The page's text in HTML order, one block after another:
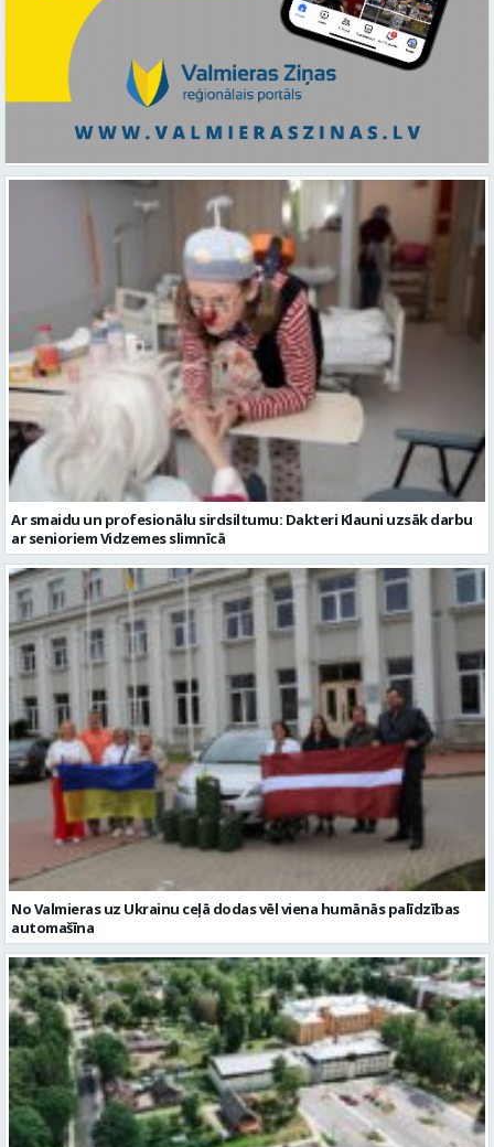
Ar smaidu un profesionālu sirdsiltumu: Dakteri Klauni uzsāk darbu
ar senioriem Vidzemes slimnīcā
No Valmieras uz Ukrainu ceļā dodas vēl viena humānās palīdzības
automašīna